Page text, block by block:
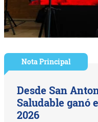
Nota Principal
Desde San
Saludable ganó
2026